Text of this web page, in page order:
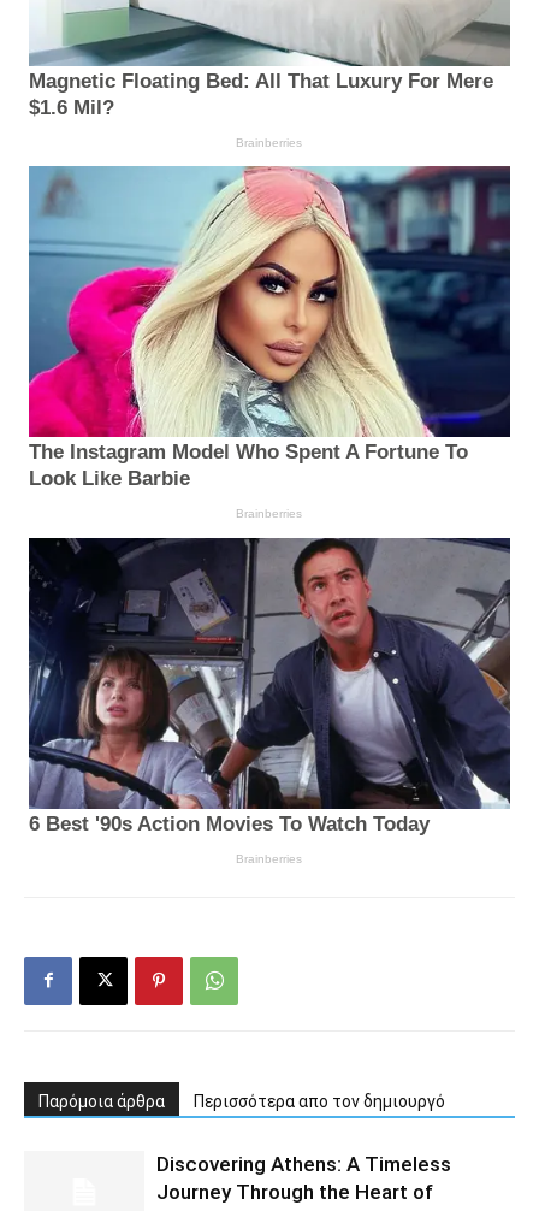
Παρόμοια άρθρα Περισσότερα απο τον δημιουργό
Discovering Athens: A Timeless
Journey Through the Heart of